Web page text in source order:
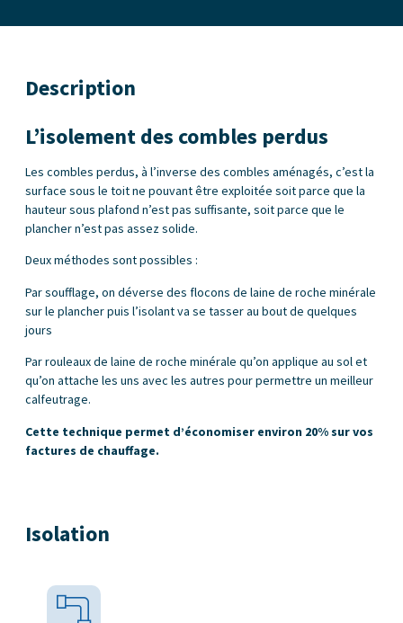
Description
L’isolement des combles perdus
Les combles perdus, à l’inverse des combles aménagés, c’est la
surface sous le toit ne pouvant être exploitée soit parce que la
hauteur sous plafond n’est pas suffisante, soit parce que le
plancher n’est pas assez solide.
Deux méthodes sont possibles :
Par soufflage, on déverse des flocons de laine de roche minérale
sur le plancher puis l’isolant va se tasser au bout de quelques
jours
Par rouleaux de laine de roche minérale qu’on applique au sol et
qu’on attache les uns avec les autres pour permettre un meilleur
calfeutrage.
Cette technique permet d’économiser environ 20% sur vos
factures de chauffage.
Isolation